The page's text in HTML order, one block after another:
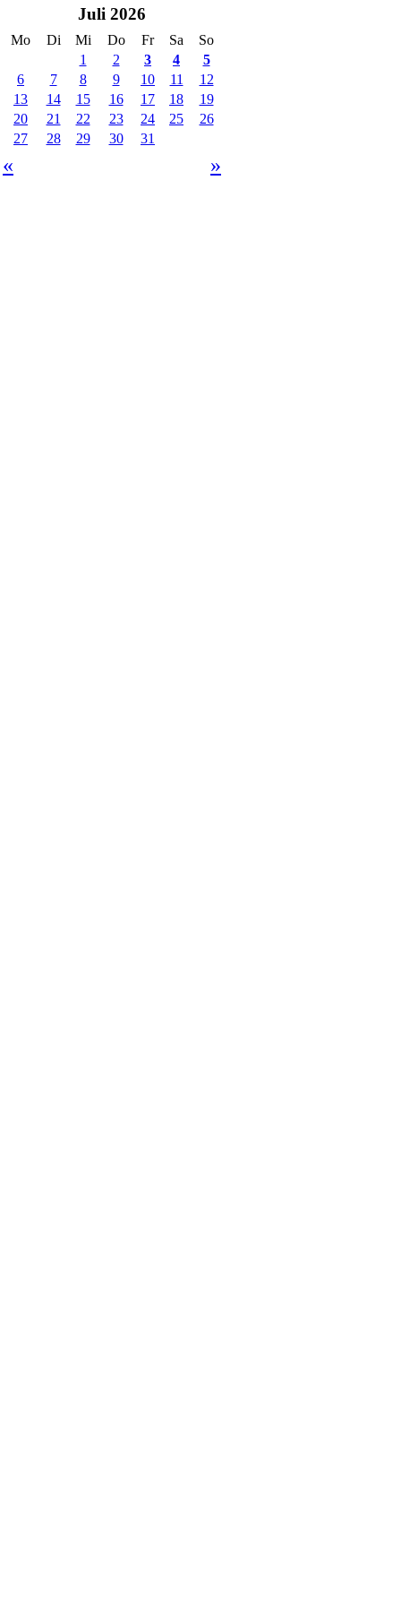
Juli 2026
Mo Di Mi Do Fr Sa
So
1
2 3 4
5
6
7 8 9 10 11
12
13
14 15 16 17 18
19
20
21 22 23 24 25
26
27
28 29 30 31
« »